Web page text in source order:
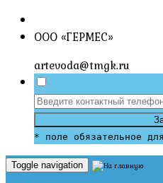
ООО «ГЕРМЕС»
artevoda@tmgk.ru
* поле обязательное
Toggle navigation